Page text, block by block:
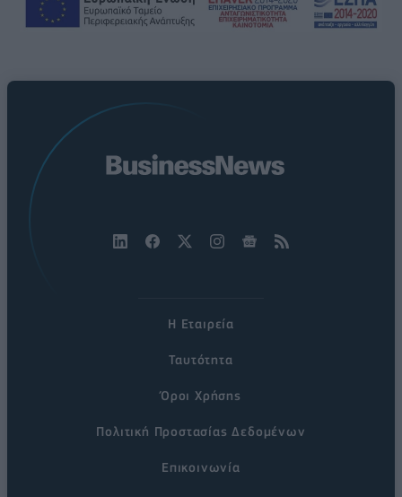
Η Εταιρεία
Ταυτότητα
Όροι Χρήσης
Πολιτική Προστασίας Δεδομένων
Επικοινωνία